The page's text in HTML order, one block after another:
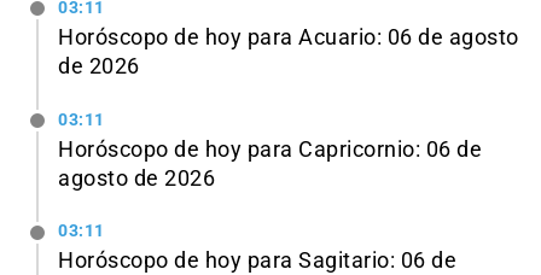
03:11
Horóscopo de hoy para Acuario: 06 de agosto
de 2026
03:11
Horóscopo de hoy para Capricornio: 06 de
agosto de 2026
03:11
Horóscopo de hoy para Sagitario: 06 de